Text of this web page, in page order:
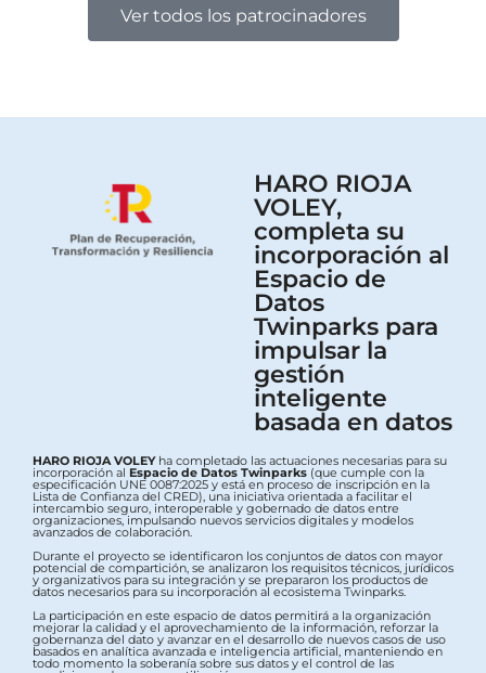
Ver todos los patrocinadores
HARO RIOJA
VOLEY,
completa su
incorporación al
Espacio de
Datos
Twinparks para
impulsar la
gestión
inteligente
basada en datos
HARO RIOJA VOLEYha completado las actuaciones necesarias para su
incorporación al Espacio de Datos Twinparks (que cumple con la
especificación UNE 0087:2025 y está en proceso de inscripción en la
Lista de Confianza del CRED), una iniciativa orientada a facilitar el
intercambio seguro, interoperable y gobernado de datos entre
organizaciones, impulsando nuevos servicios digitales y modelos
avanzados de colaboración.
Durante el proyecto se identificaron los conjuntos de datos con mayor
potencial de compartición, se analizaron los requisitos técnicos, jurídicos
y organizativos para su integración y se prepararon los productos de
datos necesarios para su incorporación al ecosistema Twinparks.
La participación en este espacio de datos permitirá a la organización
mejorar la calidad y el aprovechamiento de la información, reforzar la
gobernanza del dato y avanzar en el desarrollo de nuevos casos de uso
basados en analítica avanzada e inteligencia artificial, manteniendo en
todo momento la soberanía sobre sus datos y el control de las